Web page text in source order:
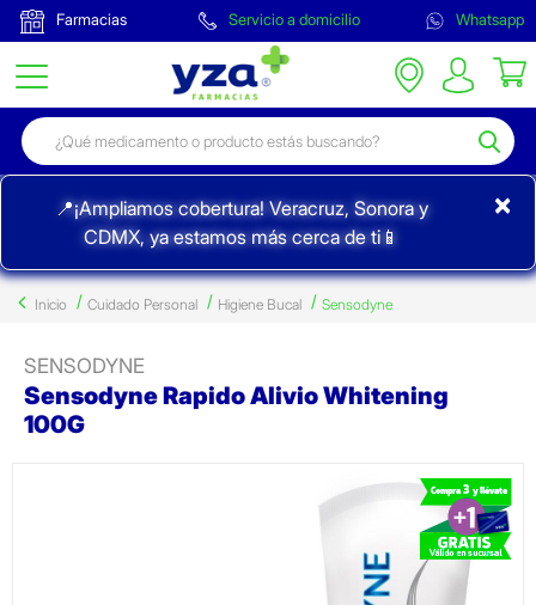
Farmacias Servicio a domicilio Whatsapp
📍¡Ampliamos cobertura! Veracruz, Sonora y
CDMX, ya estamos más cerca de ti📱
×
Inicio Cuidado Personal Higiene Bucal Sensodyne
SENSODYNE
Sensodyne Rapido Alivio Whitening
100G